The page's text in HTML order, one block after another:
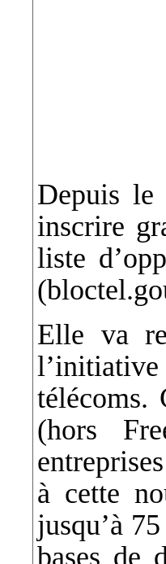
Depuis
inscrire
liste
Elle va
l’initiative
télécoms.
(hors
à cette
jusqu’à
bases de